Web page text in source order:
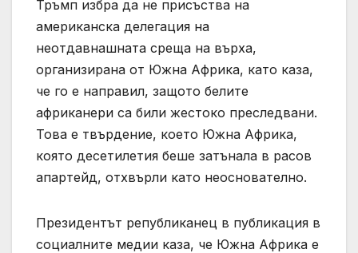
Тръмп избра да не присъства на
американска делегация на
неотдавнашната среща на върха,
организирана от Южна Африка, като каза,
че го е направил, защото белите
африканери са били жестоко преследвани.
Това е твърдение, което Южна Африка,
която десетилетия беше затънала в расов
апартейд, отхвърли като неоснователно.
Президентът републиканец в публикация в
социалните медии каза, че Южна Африка е